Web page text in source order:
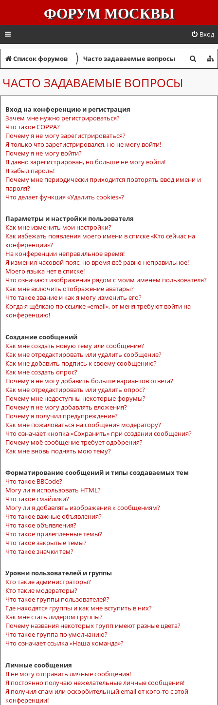
ФОРУМ МОСКВЫ
Вход
Список форумов 〉 Часто задаваемые вопросы
ЧАСТО ЗАДАВАЕМЫЕ ВОПРОСЫ
Вход на конференцию и регистрация
Зачем мне нужно регистрироваться?
Что такое COPPA?
Почему я не могу зарегистрироваться?
Я только что зарегистрировался, но не могу войти!
Почему я не могу войти?
Я давно зарегистрирован, но больше не могу войти!
Я забыл пароль!
Почему мне периодически приходится повторять ввод имени и
пароля?
Что делает функция «Удалить cookies»?
Параметры и настройки пользователя
Как мне изменить мои настройки?
Как избежать появления моего имени в списке «Кто сейчас на
конференции»?
На конференции неправильное время!
Я изменил часовой пояс, но время всё равно неправильное!
Моего языка нет в списке!
Что означают изображения рядом с моим именем пользователя?
Как мне включить отображение аватары?
Что такое звание и как я могу изменить его?
Когда я щёлкаю по ссылке «email», от меня требуют войти на
конференцию!
Создание сообщений
Как мне создать новую тему или сообщение?
Как мне отредактировать или удалить сообщение?
Как мне добавить подпись к своему сообщению?
Как мне создать опрос?
Почему я не могу добавить больше вариантов ответа?
Как мне отредактировать или удалить опрос?
Почему мне недоступны некоторые форумы?
Почему я не могу добавлять вложения?
Почему я получил предупреждение?
Как мне пожаловаться на сообщения модератору?
Что означает кнопка «Сохранить» при создании сообщения?
Почему моё сообщение требует одобрения?
Как мне вновь поднять мою тему?
Форматирование сообщений и типы создаваемых тем
Что такое BBCode?
Могу ли я использовать HTML?
Что такое смайлики?
Могу ли я добавлять изображения к сообщениям?
Что такое важные объявления?
Что такое объявления?
Что такое прилепленные темы?
Что такое закрытые темы?
Что такое значки тем?
Уровни пользователей и группы
Кто такие администраторы?
Кто такие модераторы?
Что такое группы пользователей?
Где находятся группы и как мне вступить в них?
Как мне стать лидером группы?
Почему названия некоторых групп имеют разные цвета?
Что такое группа по умолчанию?
Что означает ссылка «Наша команда»?
Личные сообщения
Я не могу отправить личные сообщения!
Я постоянно получаю нежелательные личные сообщения!
Я получил спам или оскорбительный email от кого-то с этой
конференции!